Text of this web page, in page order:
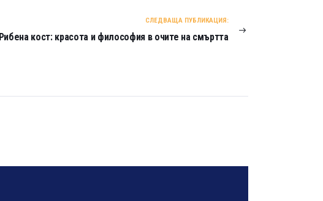
СЛЕДВАЩА ПУБЛИКАЦИЯ:
Рибена кост: красота и философия в очите на смъртта